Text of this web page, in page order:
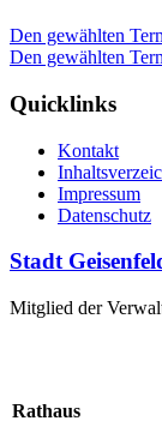
Den gewählten
Den gewählten
Quicklinks
Kontakt
Impressum
Datenschutz
Stadt
Mitglied der
Rathaus